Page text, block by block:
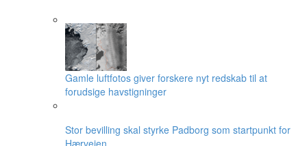
Gamle luftfotos giver forskere nyt redskab til at
forudsige havstigninger
Stor bevilling skal styrke Padborg som startpunkt for